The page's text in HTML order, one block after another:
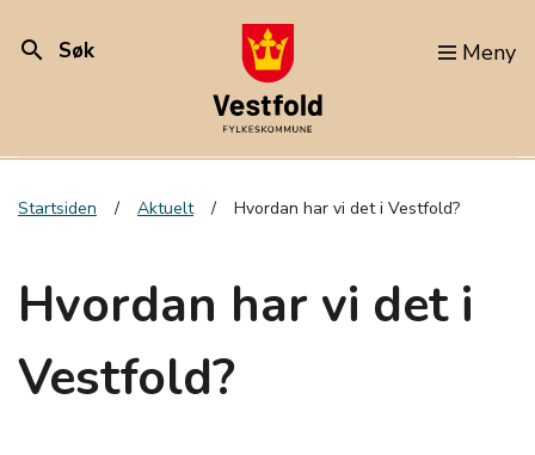
search Søk Meny
Startsiden Aktuelt Hvordan har vi det i Vestfold?
Hvordan har vi det i
Vestfold?